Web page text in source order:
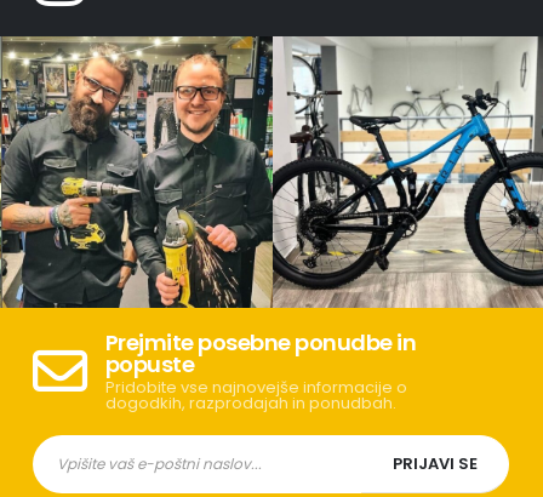
Prejmite posebne ponudbe in
popuste
Pridobite vse najnovejše informacije o
dogodkih, razprodajah in ponudbah.